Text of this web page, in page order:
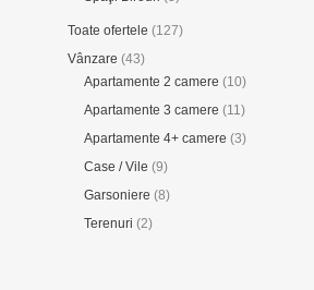
Toate ofertele (127)
Vânzare (43)
Apartamente 2 camere (10)
Apartamente 3 camere (11)
Apartamente 4+ camere (3)
Case / Vile (9)
Garsoniere (8)
Terenuri (2)